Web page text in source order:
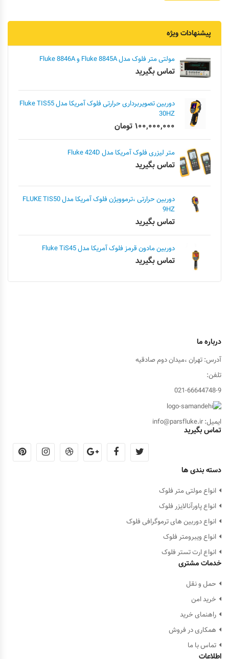
پیشنهادات ویژه
مولتی متر فلوک مدل Fluke 8845A و Fluke 8846A
تماس بگیرید
دوربین تصویربرداری حرارتی فلوک آمریکا مدل Fluke TIS55
30HZ
۱۰۰,۰۰۰,۰۰۰ تومان
متر لیزری فلوک آمریکا مدل Fluke 424D
تماس بگیرید
دوربین حرارتی ،ترموویژن فلوک آمریکا مدل FLUKE TIS50
9HZ
تماس بگیرید
دوربین مادون قرمز فلوک آمریکا مدل Fluke TiS45
تماس بگیرید
درباره ما
آدرس: تهران ،میدان دوم صادقیه
تلفن:
021-66644748-9
ایمیل: info@parsfluke.ir
تماس بگیرید
دسته بندی ها
انواع مولتی متر فلوک
انواع پاورآنالایزر فلوک
انواع دوربین های ترموگرافی فلوک
انواع ویبرومتر فلوک
انواع ارت تستر فلوک
خدمات مشتری
حمل و نقل
خرید امن
راهنمای خرید
همکاری در فروش
تماس با ما
اطلاعات